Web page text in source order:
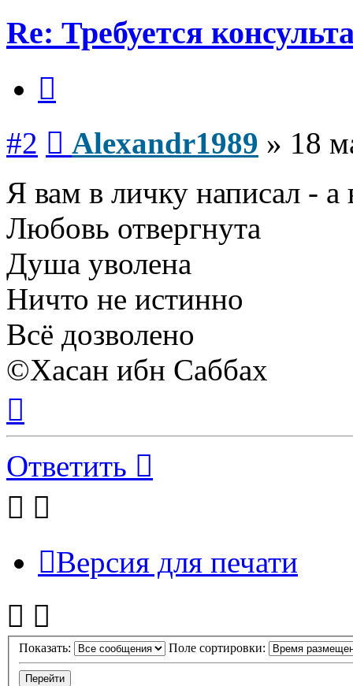
Re: Требуется
#2 Alexandr1989 » 18
Я вам в личку написал - а
Любовь отвергнута
Душа уволена
Ничто не истинно
Всё дозволено
©Хасан ибн Саббах
началу
Ответить
Версия для печати
Показать: Поле сортировки: